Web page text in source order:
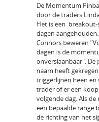
De Momentum
door de traders
Het is een
dagen
Connors beweren
dagen is de
onverslaanbaar". De
naam heeft
triggerlijnen heen
trader of er een
volgende dag. Als
een bepaalde range
de richting van het